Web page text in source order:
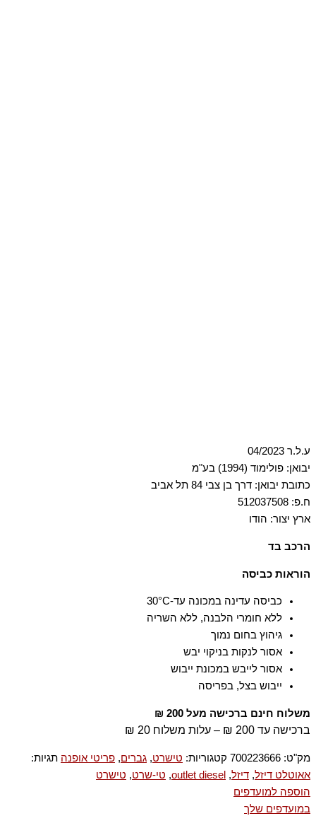
ע.ל.ר 04/2023
יבואן: פולימוד (1994) בע"מ
כתובת יבואן: דרך בן צבי 84 תל אביב
ח.פ: 512037508
ארץ יצור: הודו
הרכב בד
הוראות כביסה
כביסה עדינה במכונה עד-30°C
ללא חומרי הלבנה, ללא השריה
גיהוץ בחום נמוך
אסור לנקות בניקוי יבש
אסור לייבש במכונת ייבוש
ייבוש בצל, בפריסה
משלוח חינם ברכישה מעל 200 ₪
ברכישה עד 200 ₪ – עלות משלוח 20 ₪
מק"ט: 700223666 קטגוריות: טישרט, גברים, פריטי אופנה תגיות:
אאוטלט דיזל, דיזל,
outlet diesel
, טי-שרט, טישרט
הוספה למועדפים
במועדפים שלך